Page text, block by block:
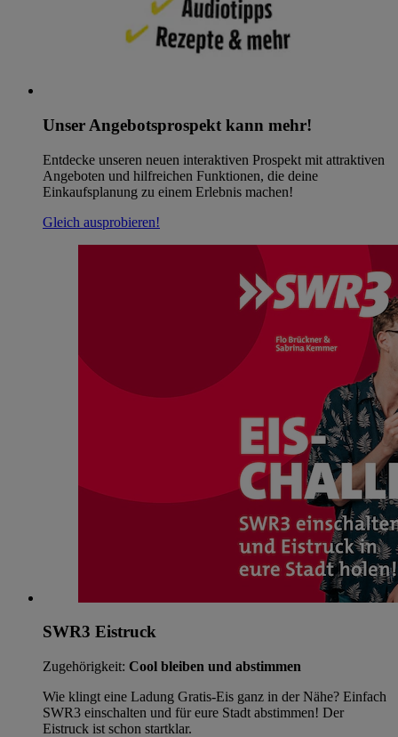
Unser Angebotsprospekt kann mehr!
Entdecke unseren neuen interaktiven Prospekt mit attraktiven
Angeboten und hilfreichen Funktionen, die deine
Einkaufsplanung zu einem Erlebnis machen!
Gleich ausprobieren!
SWR3 Eistruck
Zugehörigkeit: Cool bleiben und abstimmen
Wie klingt eine Ladung Gratis-Eis ganz in der Nähe? Einfach
SWR3 einschalten und für eure Stadt abstimmen! Der
Eistruck ist schon startklar.